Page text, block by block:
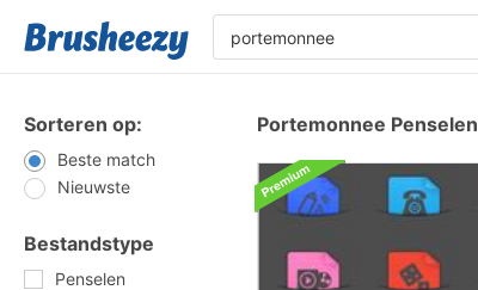
Sorteren op:
Beste match
Nieuwste
Bestandstype
Penselen
Portemonnee Penselen